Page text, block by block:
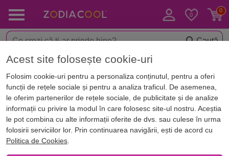
Caută
Acasă Blog Astrologie
Articole
Blog despre ASTROLOGIE
Acest site folosește cookie-uri
Folosim cookie-uri pentru a personaliza conținutul, pentru a oferi
funcții de rețele sociale și pentru a analiza traficul. De asemenea,
le oferim partenerilor de rețele sociale, de publicitate și de analize
informații cu privire la modul în care folosesc site-ul nostru. Aceștia
le pot combina cu alte informații oferite de dvs. sau culese în urma
folosirii serviciilor lor. Prin continuarea navigării, ești de acord cu
Politica de Cookies.